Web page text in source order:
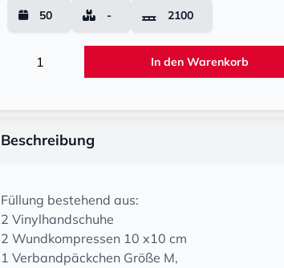
50 - 2100
In den Warenkorb
Beschreibung
Füllung bestehend aus:
2 Vinylhandschuhe
2 Wundkompressen 10 x10 cm
1 Verbandpäckchen Größe M,